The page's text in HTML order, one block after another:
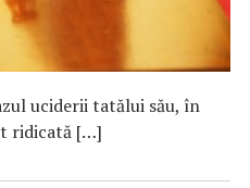
uciderii tatălui său, în
ridicată […]